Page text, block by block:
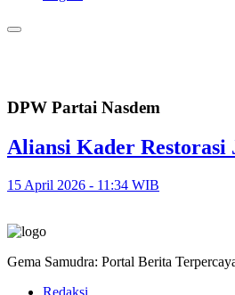
DPW Partai Nasdem
Aliansi Kader
15 April 2026 - 11:34 WIB
Gema Samudra: Portal Berita
Redaksi